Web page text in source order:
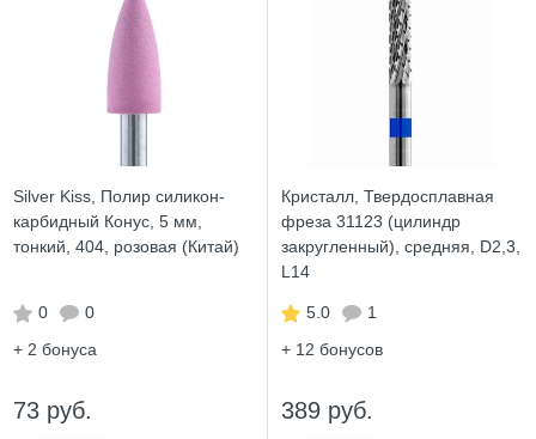
Silver Kiss, Полир силикон-
карбидный Конус, 5 мм,
тонкий, 404, розовая (Китай)
0
0
+ 2 бонуса
73 руб.
Кристалл, Твердосплавная
фреза 31123 (цилиндр
закругленный), средняя, D2,3,
L14
5.0
1
+ 12 бонусов
389 руб.